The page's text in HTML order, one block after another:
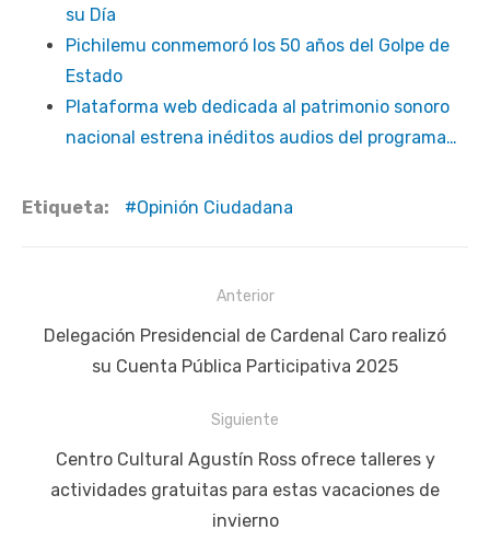
su Día
Pichilemu conmemoró los 50 años del Golpe de
Estado
Plataforma web dedicada al patrimonio sonoro
nacional estrena inéditos audios del programa…
Etiqueta: Opinión Ciudadana
de
entradas
Anterior
Publicación
anterior:
Delegación Presidencial de Cardenal Caro realizó
su Cuenta Pública Participativa 2025
Siguiente
Siguiente
publicación:
Centro Cultural Agustín Ross ofrece talleres y
actividades gratuitas para estas vacaciones de
invierno